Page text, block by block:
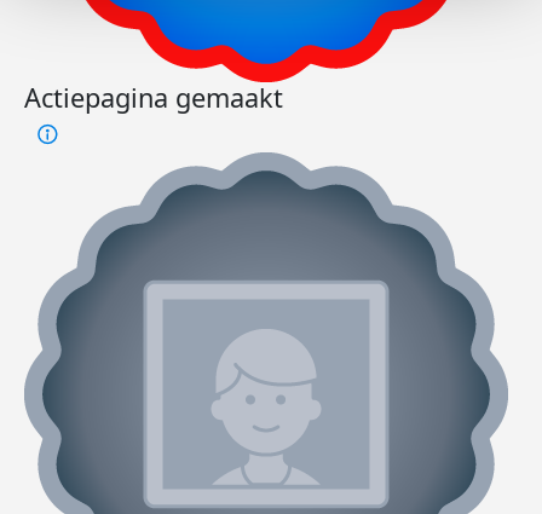
Actiepagina gemaakt